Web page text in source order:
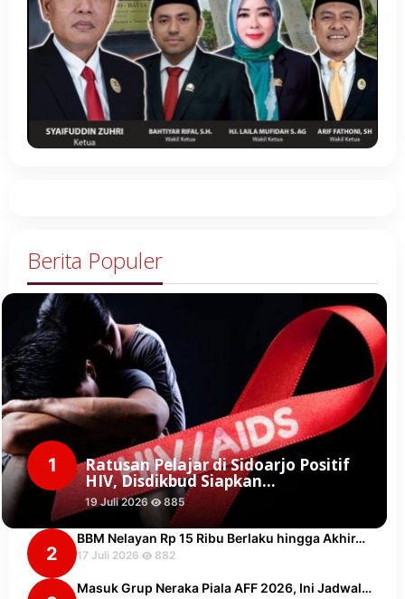
Berita Populer
1 Ratusan Pelajar di Sidoarjo Positif
HIV, Disdikbud Siapkan…
19 Juli 2026 885
2
BBM Nelayan Rp 15 Ribu Berlaku hingga Akhir…
17 Juli 2026 882
Masuk Grup Neraka Piala AFF 2026, Ini Jadwal…